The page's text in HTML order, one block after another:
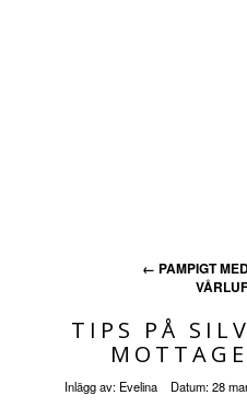
← PAMPIGT
TIPS PÅ
Inlägg av: Evelina Datum:28